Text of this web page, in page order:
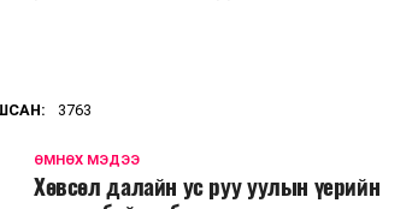
3763
ӨМНӨХ МЭДЭЭ
Хөвсөл далайн ус руу уулын үерийн